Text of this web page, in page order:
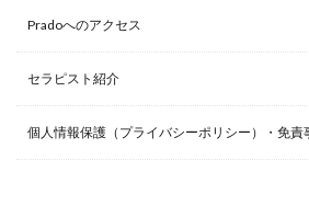
Pradoへのアクセス
セラピスト紹介
個人情報保護（プライバシーポリシー）・免責